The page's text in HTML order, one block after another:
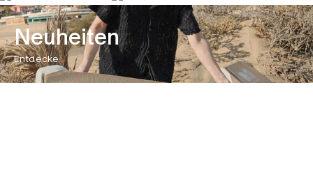
Neuheiten
Entdecke